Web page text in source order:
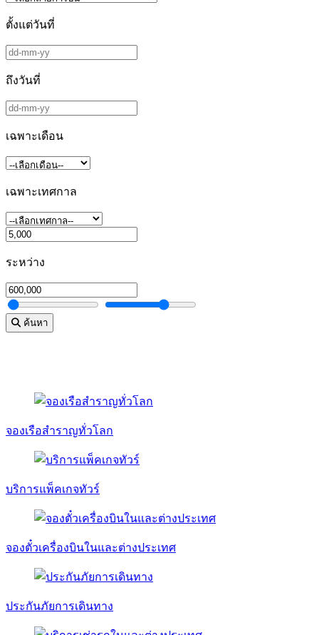
ตั้งแต่วันที่
ถึงวันที่
เฉพาะเดือน
เฉพาะเทศกาล
ระหว่าง
ค้นหา
จองเรือสำราญทั่วโลก
บริการแพ็คเกจทัวร์
จองตั๋วเครื่องบินในและต่างประเทศ
ประกันภัยการเดินทาง